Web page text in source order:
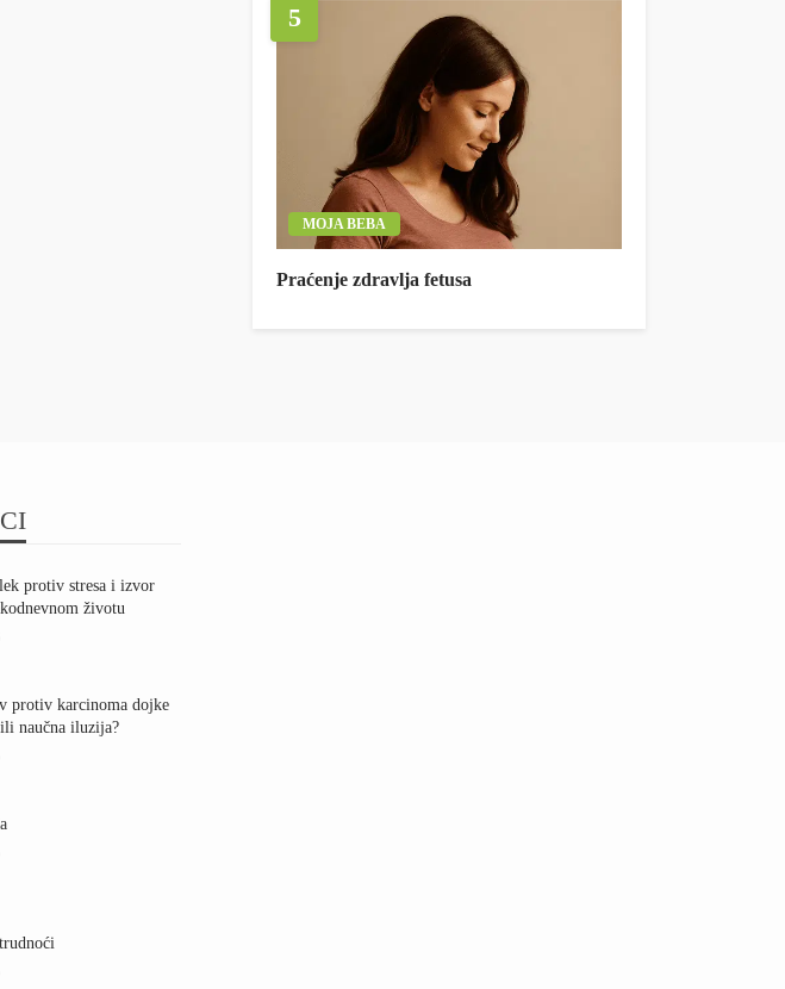
5
MOJA BEBA
Praćenje zdravlja fetusa
protiv stresa i izvor
životu
protiv karcinoma dojke
naučna iluzija?